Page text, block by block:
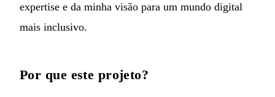
expertise e da minha visão para um mundo digital
mais inclusivo.
Por que este projeto?